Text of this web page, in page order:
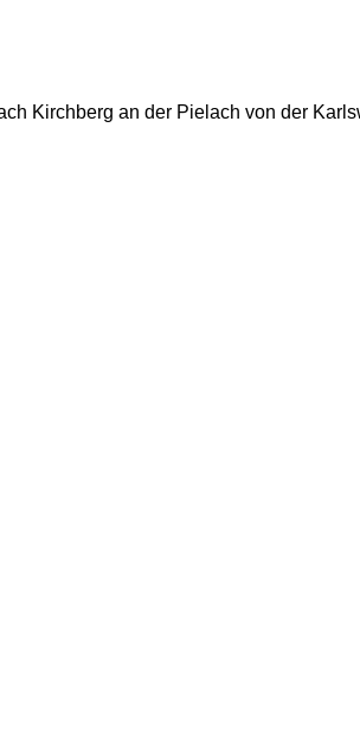
Kirchberg an der Pielach von der